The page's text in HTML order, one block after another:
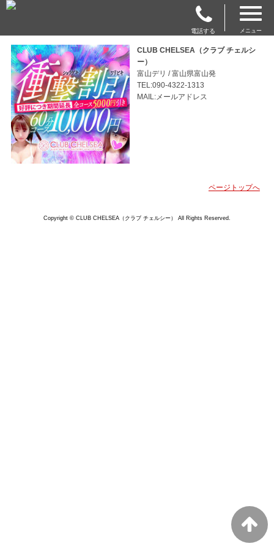
電話する メニュー
CLUB CHELSEA（クラブ チェルシ
ー）
富山デリ / 富山県富山発
TEL:090-4322-1313
MAIL:メールアドレス
ページトップへ
Copyright © CLUB CHELSEA（クラブ チェルシー） All Rights Reserved.